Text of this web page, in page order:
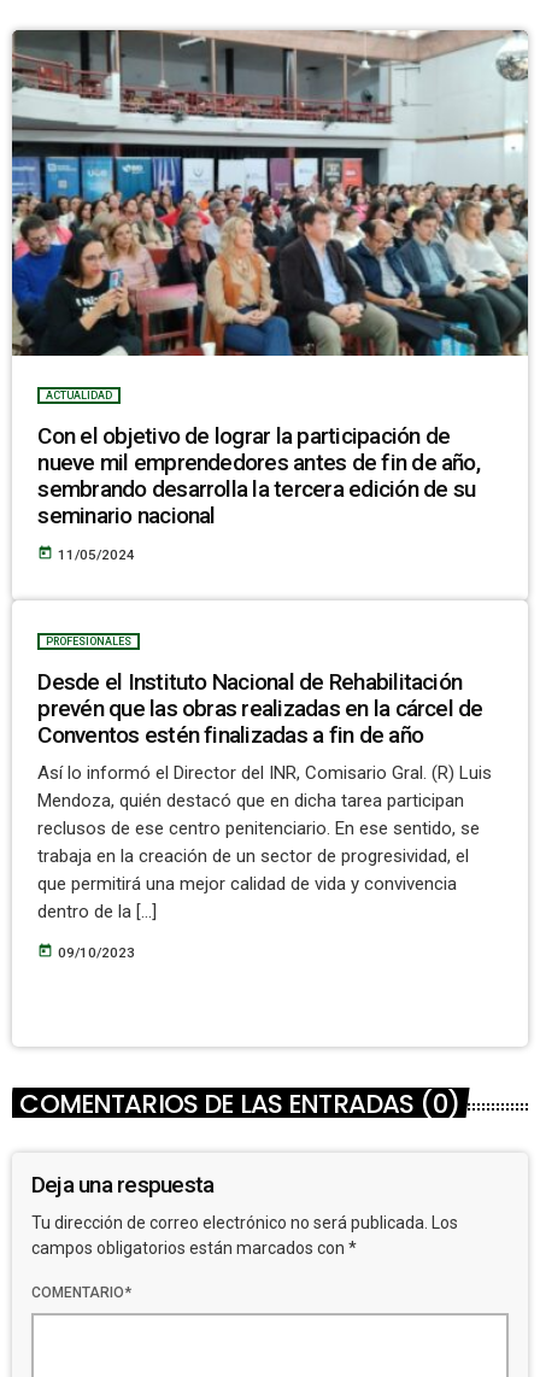
ACTUALIDAD
Con el objetivo de lograr la participación de
nueve mil emprendedores antes de fin de año,
sembrando desarrolla la tercera edición de su
seminario nacional
today 11/05/2024
PROFESIONALES
Desde el Instituto Nacional de Rehabilitación
prevén que las obras realizadas en la cárcel de
Conventos estén finalizadas a fin de año
Así lo informó el Director del INR, Comisario Gral. (R) Luis
Mendoza, quién destacó que en dicha tarea participan
reclusos de ese centro penitenciario. En ese sentido, se
trabaja en la creación de un sector de progresividad, el
que permitirá una mejor calidad de vida y convivencia
dentro de la […]
today 09/10/2023
COMENTARIOS DE LAS ENTRADAS (0)
Deja una respuesta
Tu dirección de correo electrónico no será publicada. Los
campos obligatorios están marcados con *
COMENTARIO*